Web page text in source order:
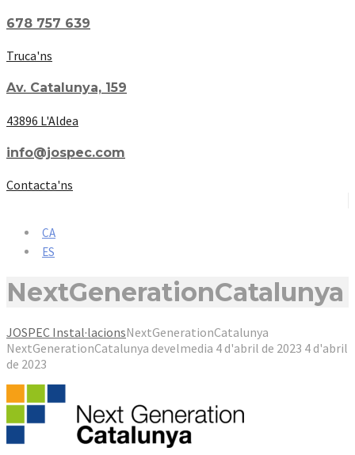
678 757 639
Truca'ns
Av. Catalunya, 159
43896 L'Aldea
info@jospec.com
Contacta'ns
CA
ES
NextGenerationCatalunya
JOSPEC Instal·lacionsNextGenerationCatalunya
NextGenerationCatalunya develmedia 4 d'abril de 2023 4 d'abril
de 2023